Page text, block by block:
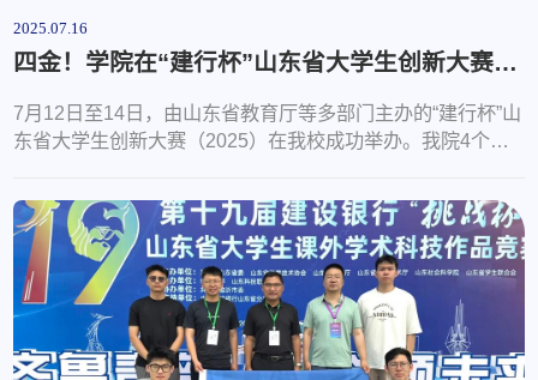
2025.07.16
四金！学院在“建行杯”山东省大学生创新大赛（2025）荣获佳绩
7月12日至14日，由山东省教育厅等多部门主办的“建行杯”山
东省大学生创新大赛（2025）在我校成功举办。我院4个参
单北斗海洋定位服务开拓者，赛道：高教主赛道，团队成
员：李治坤、胡超、韩梦思、迟皓天、周宏展、杨早早、孙
坤、孙金杰、孟祥丹、孙艺宁、白子仪、郭明星、张钧清，
指导老师：徐莹、阳凡林、王胜利、李泽宇。项目名称：精
卫探海——智慧海洋勘探解决方...